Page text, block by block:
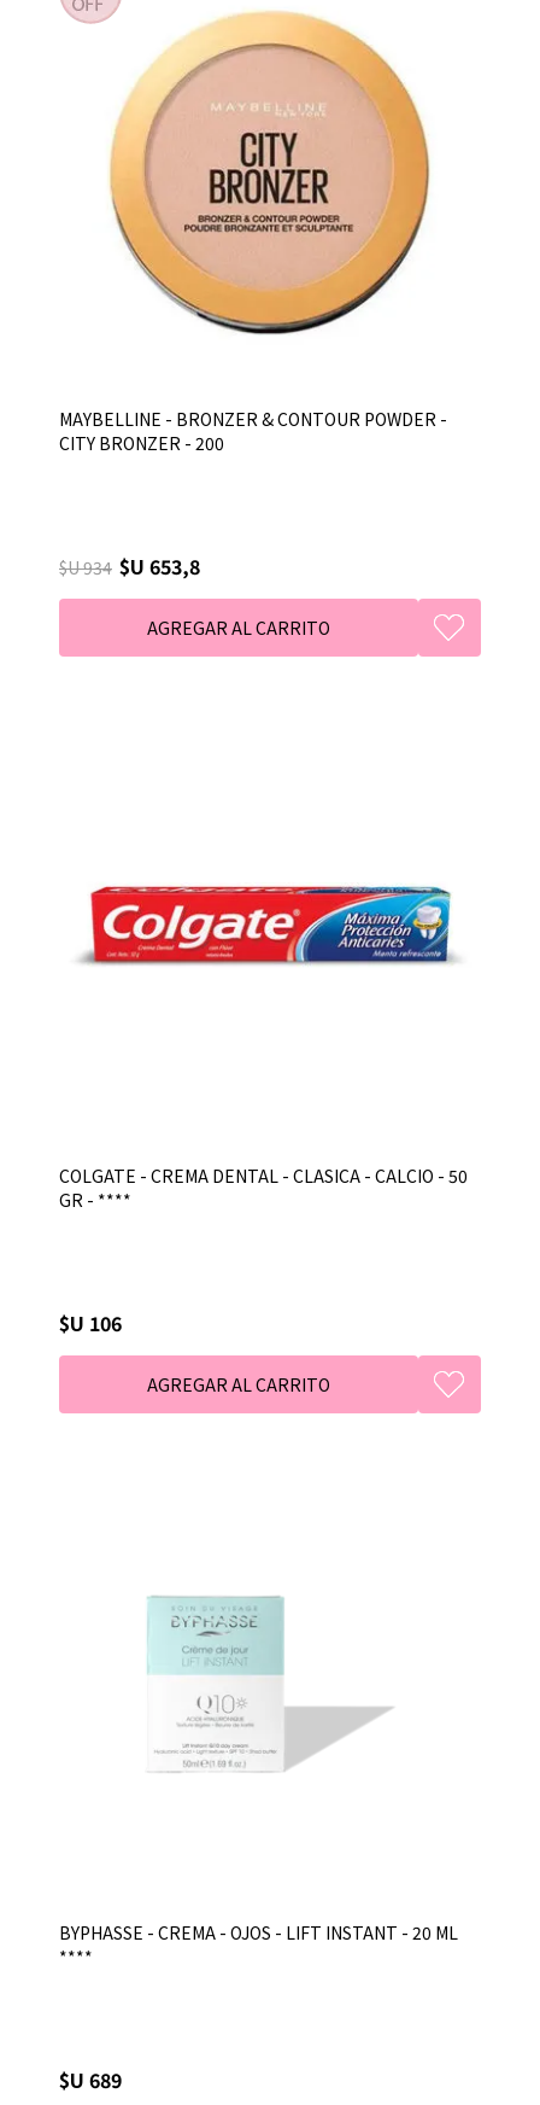
MAYBELLINE - BRONZER & CONTOUR POWDER -
CITY BRONZER - 200
$U 934 $U 653,8
COLGATE - CREMA DENTAL - CLASICA - CALCIO - 50
GR - ****
$U 106
BYPHASSE - CREMA - OJOS - LIFT INSTANT - 20 ML
****
$U 689